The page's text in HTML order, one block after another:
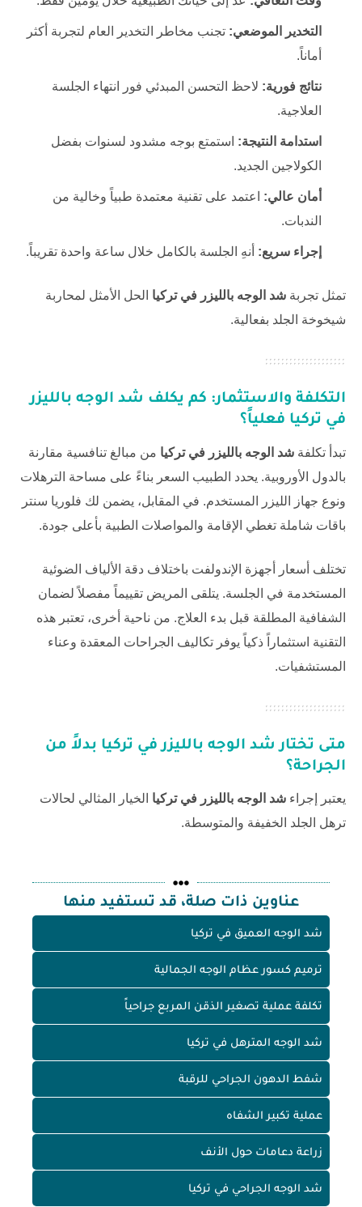
التخدير الموضعي: تجنب مخاطر التخدير العام لتجربة أكثر
أماناً.
نتائج فورية: لاحظ التحسن المبدئي فور انتهاء الجلسة
العلاجية.
استدامة النتيجة: استمتع بوجه مشدود لسنوات بفضل
الكولاجين الجديد.
أمان عالي: اعتمد على تقنية معتمدة طبياً وخالية من
الندبات.
إجراء سريع: أنهِ الجلسة بالكامل خلال ساعة واحدة تقريباً.
تمثل تجربة شد الوجه بالليزر في تركيا الحل الأمثل لمحاربة
شيخوخة الجلد بفعالية.
التكلفة والاستثمار: كم يكلف شد الوجه بالليزر
في تركيا فعلياً؟
تبدأ تكلفة شد الوجه بالليزر في تركيا من مبالغ تنافسية مقارنة
بالدول الأوروبية. يحدد الطبيب السعر بناءً على مساحة الترهلات
ونوع جهاز الليزر المستخدم. في المقابل، يضمن لك فلوريا سنتر
باقات شاملة تغطي الإقامة والمواصلات الطبية بأعلى جودة.
تختلف أسعار أجهزة الإندولفت باختلاف دقة الألياف الضوئية
المستخدمة في الجلسة. يتلقى المريض تقييماً مفصلاً لضمان
الشفافية المطلقة قبل بدء العلاج. من ناحية أخرى، تعتبر هذه
التقنية استثماراً ذكياً يوفر تكاليف الجراحات المعقدة وعناء
المستشفيات.
متى تختار شد الوجه بالليزر في تركيا بدلاً من
الجراحة؟
يعتبر إجراء شد الوجه بالليزر في تركيا الخيار المثالي لحالات
ترهل الجلد الخفيفة والمتوسطة.
عناوين ذات صلة، قد تستفيد منها
شد الوجه العميق في تركيا
ترميم كسور عظام الوجه الجمالية
تكلفة عملية تصغير الذقن المربع جراحياً
شد الوجه المترهل في تركيا
شفط الدهون الجراحي للرقبة
عملية تكبير الشفاه
زراعة دعامات حول الأنف
شد الوجه الجراحي في تركيا